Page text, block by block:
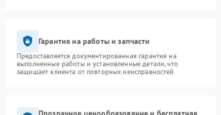
Гарантия на работы и запчасти
Предоставляется документированная гарантия на
выполненные работы и установленные детали, что
защищает клиента от повторных неисправностей